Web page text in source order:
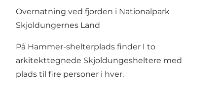
Overnatning ved fjorden i Nationalpark
Skjoldungernes Land
På Hammer-shelterplads finder I to
arkitekttegnede Skjoldungesheltere med
plads til fire personer i hver.